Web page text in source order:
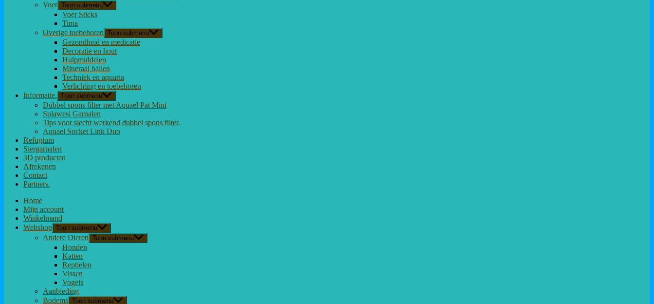
Voer Toon submenu
Voer Sticks
Tima
Overige toebehoren Toon submenu
Gezondheid en medicatie
Decoratie en hout
Hulpmiddelen
Mineraal ballen
Techniek en aquaria
Verlichting en toebehoren
Informatie. Toon submenu
Dubbel spons filter met Aquael Pat Mini
Sulawesi Garnalen
Tips voor slecht werkend dubbel spons filter.
Aquael Socket Link Duo
Refugium
Siergarnalen
3D producten
Afrekenen
Contact
Partners.
Home
Mijn account
Winkelmand
Webshop Toon submenu
Andere Dieren Toon submenu
Honden
Katten
Reptielen
Vissen
Vogels
Aanbieding
Bodems Toon submenu